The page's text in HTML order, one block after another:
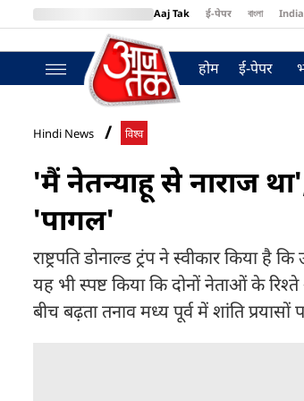
Aaj Tak ई-पेपर বাংলা
BT Bazaar
होम ई-पेपर
Hindi News विश्व
'मैं नेतन्याहू से नाराज
'पागल'
राष्ट्रपति डोनाल्ड ट्रंप ने स्वीकार किया है
यह भी स्पष्ट किया कि दोनों नेताओं के
बीच बढ़ता तनाव मध्य पूर्व में शांति प्रयासों